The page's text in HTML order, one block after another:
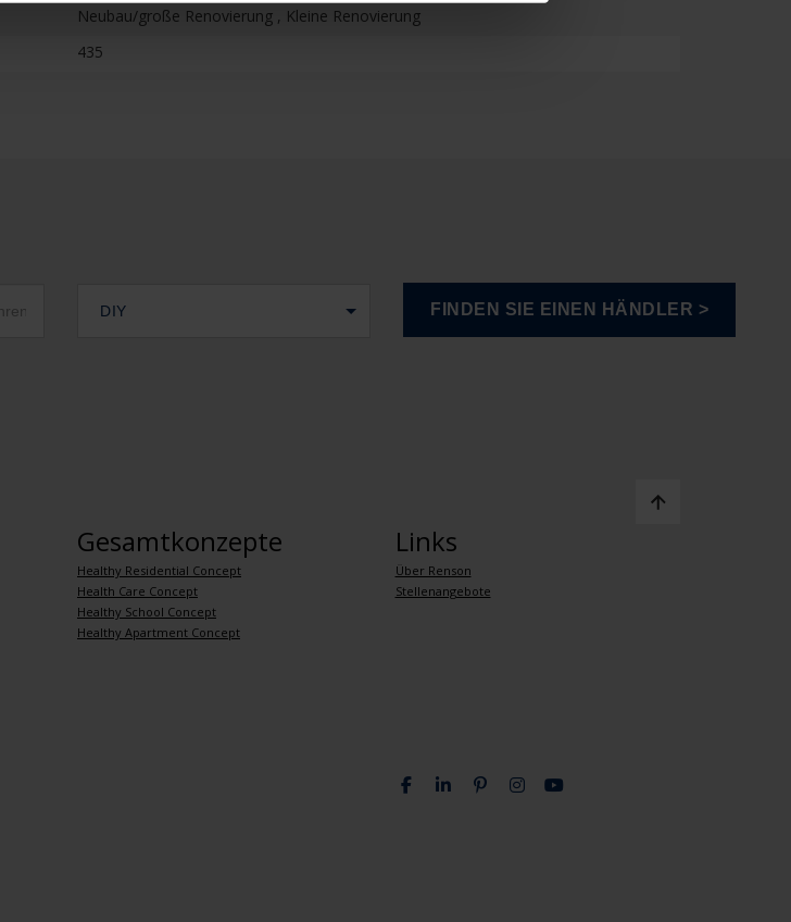
Neubau/große Renovierung , Kleine Renovierung
435
DIY
Gesamtkonzepte
Healthy Residential Concept
Health Care Concept
Healthy School Concept
Healthy Apartment Concept
Links
Über Renson
Stellenangebote